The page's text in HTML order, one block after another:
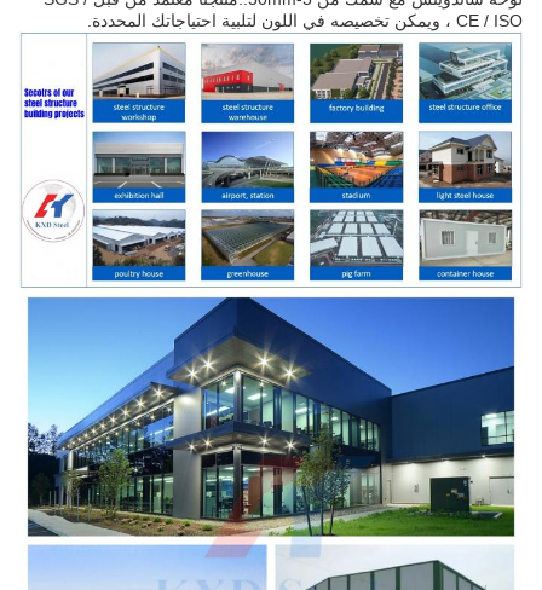
CE / ISO ، ويمكن تخصيصه في اللون لتلبية احتياجاتك المحددة.